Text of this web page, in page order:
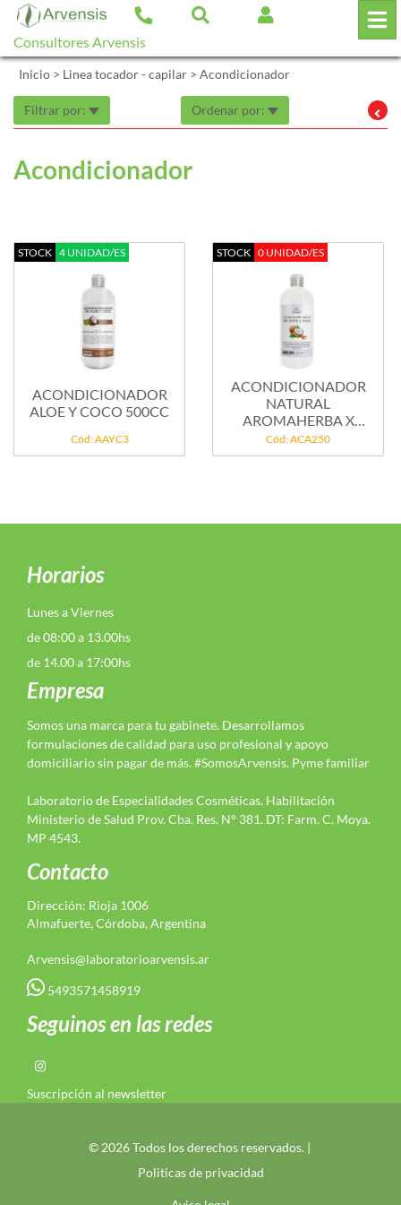
Consultores Arvensis
Inicio > Linea tocador - capilar > Acondicionador
Filtrar por: Ordenar por:
Acondicionador
STOCK 4 UNIDAD/ES
ACONDICIONADOR
ALOE Y COCO 500CC
Cód: AAYC3
STOCK 0 UNIDAD/ES
ACONDICIONADOR
NATURAL
AROMAHERBA X
250G
Cód: ACA250
Horarios
Lunes a Viernes
de 08:00 a 13.00hs
de 14.00 a 17:00hs
Empresa
Somos una marca para tu gabinete. Desarrollamos
formulaciones de calidad para uso profesional y apoyo
domiciliario sin pagar de más. #SomosArvensis. Pyme familiar
Laboratorio de Especialidades Cosméticas. Habilitación
Ministerio de Salud Prov. Cba. Res. N° 381. DT: Farm. C. Moya.
MP 4543.
Contacto
Dirección: Rioja 1006
Almafuerte, Córdoba, Argentina
Arvensis@laboratorioarvensis.ar
5493571458919
Seguinos en las redes
Suscripción al newsletter
© 2026 Todos los derechos reservados. |
Politicas de privacidad